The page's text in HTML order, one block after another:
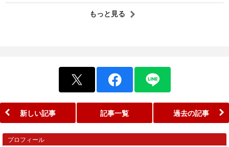
もっと見る
新しい記事 記事一覧 過去の記事
プロフィール